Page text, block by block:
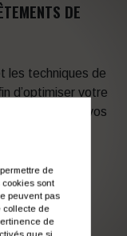
DE
les techniques de
d’optimiser votre
et de vos
expérience !
?
de
sont
peuvent pas
collecte de
de